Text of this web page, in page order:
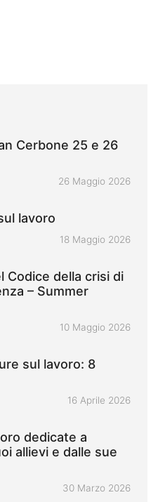
Cerbone 25 e 26
Pubblicato il
26 Maggio 2026
lavoro
Pubblicato il
18 Maggio 2026
Codice della crisi di
– Summer
Pubblicato il
10 Maggio 2026
sul lavoro: 8
Pubblicato il
16 Aprile 2026
dedicate a
allievi e dalle sue
Pubblicato il
30 Marzo 2026